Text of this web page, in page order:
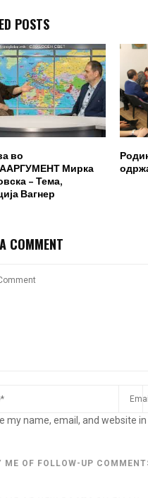
POSTS
во
Мирка
– Тема,
Вагнер
COMMENT
my name, email, and website
ME OF FOLLOW-UP